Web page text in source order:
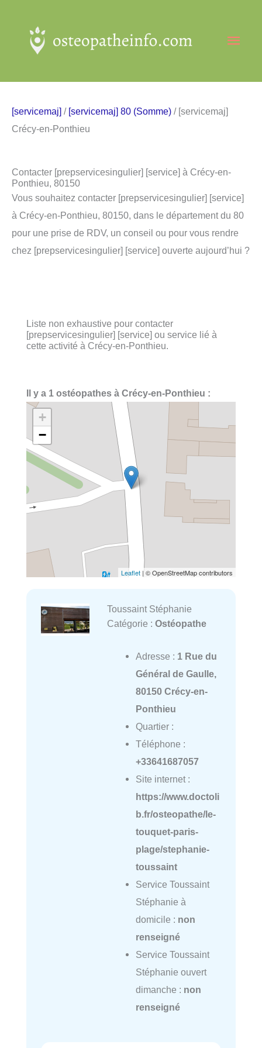
contenu
[servicemaj] / [servicemaj] 80 (Somme) / [servicemaj]
Crécy-en-Ponthieu
Contacter [prepservicesingulier] [service] à Crécy-en-
Ponthieu, 80150
Vous souhaitez contacter [prepservicesingulier] [service]
à Crécy-en-Ponthieu, 80150, dans le département du 80
pour une prise de RDV, un conseil ou pour vous rendre
chez [prepservicesingulier] [service] ouverte aujourd’hui ?
Liste non exhaustive pour contacter
[prepservicesingulier] [service] ou service lié à
cette activité à Crécy-en-Ponthieu.
Il y a 1 ostéopathes à Crécy-en-Ponthieu :
+
−
Leaflet | © OpenStreetMap contributors
Toussaint Stéphanie
Catégorie : Ostéopathe
Adresse : 1 Rue du
Général de Gaulle,
80150 Crécy-en-
Ponthieu
Quartier :
Téléphone :
+33641687057
Site internet :
https://www.doctoli
b.fr/osteopathe/le-
touquet-paris-
plage/stephanie-
toussaint
Service Toussaint
Stéphanie à
domicile : non
renseigné
Service Toussaint
Stéphanie ouvert
dimanche : non
renseigné